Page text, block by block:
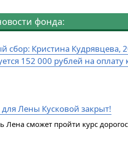
фонда:
сбор: Кристина Кудрявцева,
152 000 рублей на
Лены Кусковой закрыт!
Лена сможет пройти курс